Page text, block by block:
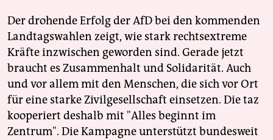
Der drohende Erfolg der AfD bei den kommenden
Landtagswahlen zeigt, wie stark rechtsextreme
Kräfte inzwischen geworden sind. Gerade jetzt
braucht es Zusammenhalt und Solidarität. Auch
und vor allem mit den Menschen, die sich vor Ort
für eine starke Zivilgesellschaft einsetzen. Die taz
kooperiert deshalb mit "Alles beginnt im
Zentrum". Die Kampagne unterstützt bundesweit